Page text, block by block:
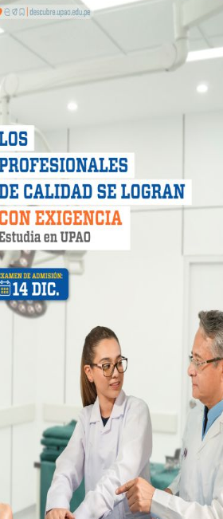
en La Libertad
beneficios para toda su familia
El Niño
ROBOS Y ESTAFAS
A REPORTARLOS
EN EL SORTEO DE HIDRANDINA
S/180,000 en premios
primer semestre de 2026
en el primer semestre de 2026
LA LIBERTAD"